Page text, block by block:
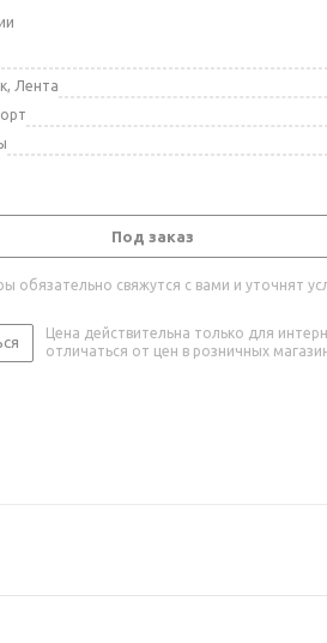
Лента
Под заказ
обязательно свяжутся с вами и уточнят
Цена действительна только для
отличаться от цен в розничных